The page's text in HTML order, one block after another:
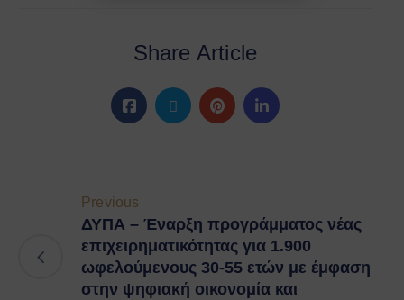
Share Article
Previous
ΔΥΠΑ – Έναρξη προγράμματος νέας
επιχειρηματικότητας για 1.900
ωφελούμενους 30-55 ετών με έμφαση
στην ψηφιακή οικονομία και